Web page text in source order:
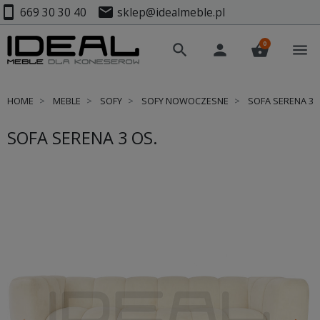
smartphone 669 30 30 40 mail sklep@idealmeble.pl
search person shopping_basket
0 menu
HOME MEBLE SOFY SOFY NOWOCZESNE SOFA SERENA 3
SOFA SERENA 3 OS.